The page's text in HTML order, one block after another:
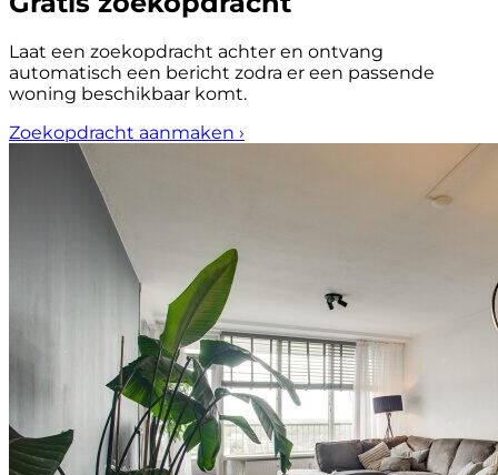
Laat een zoekopdracht achter en ontvang
automatisch een bericht zodra er een passende
woning beschikbaar komt.
Zoekopdracht aanmaken ›